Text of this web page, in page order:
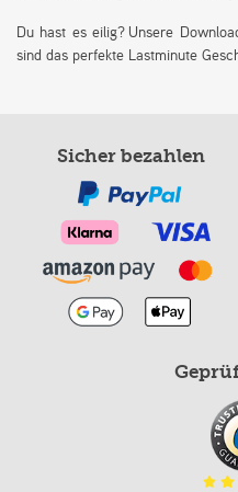
Du hast es eilig? Unsere
sind das perfekte Lastminute
Sicher bezahlen